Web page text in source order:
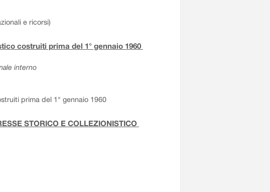
e ricorsi)
costruiti prima del 1° gennaio 1960
interno
prima del 1° gennaio 1960
STORICO E COLLEZIONISTICO